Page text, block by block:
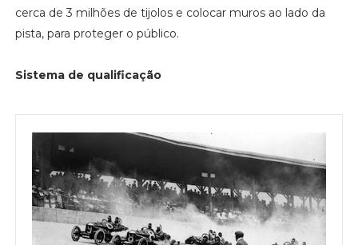
cerca de 3 milhões de tijolos e colocar muros ao lado da
pista, para proteger o público.
Sistema de qualificação